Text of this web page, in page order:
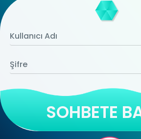
SOHBETE